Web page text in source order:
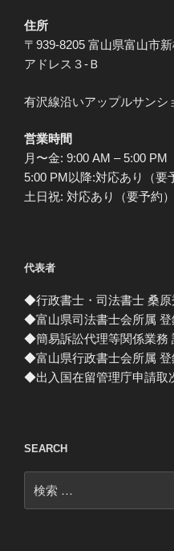
住所
〒939-8205 富山県富山市
アドレス３-Ｂ
有沢線沿いアップルサンシ
営業時間
月〜金: 9:00 AM – 5:00 PM
5:00 PM以降:対応あり（要
土日祝: 対応あり（要予約）
代表者
◆行政書士・司法書士 桑原
◆富山県司法書士会所属 登
◆簡易訴訟代理等関係業務
◆富山県行政書士会所属 登
◆出入国在留管理庁申請取
SEARCH
索: